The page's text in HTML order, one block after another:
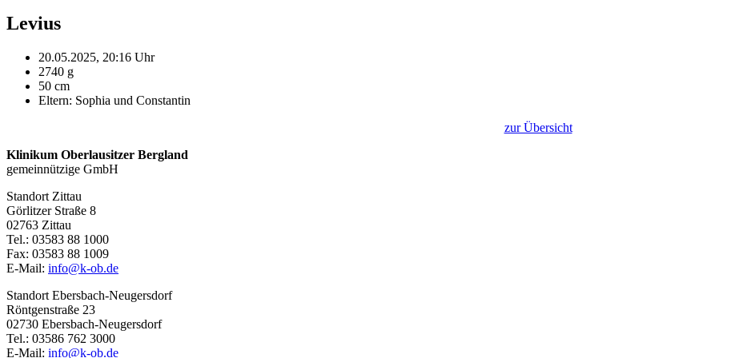
Levius
20.05.2025, 20:16 Uhr
2740 g
50 cm
Eltern: Sophia und Constantin
zur Übersicht
Klinikum Oberlausitzer Bergland
gemeinnützige GmbH
Standort Zittau
Görlitzer Straße 8
02763 Zittau
Tel.: 03583 88 1000
Fax: 03583 88 1009
E-Mail: info@k-ob.de
Standort Ebersbach-Neugersdorf
Röntgenstraße 23
02730 Ebersbach-Neugersdorf
Tel.: 03586 762 3000
E-Mail: info@k-ob.de